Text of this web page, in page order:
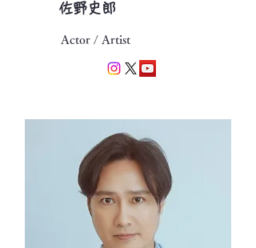
​佐野史郎
Actor / Artist